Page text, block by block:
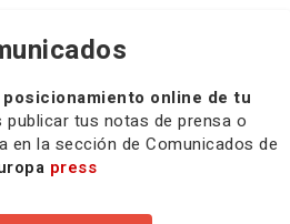
online de tu
publicar tus notas de prensa o
en la sección de Comunicados de
press